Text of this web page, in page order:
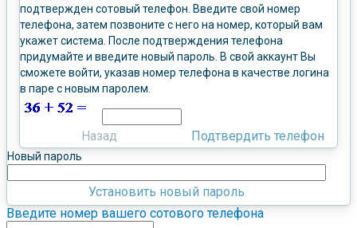
подтвержден сотовый телефон. Введите свой номер
телефона, затем позвоните с него на номер, который вам
укажет система. После подтверждения телефона
придумайте и введите новый пароль. В свой аккаунт Вы
сможете войти, указав номер телефона в качестве логина
в паре с новым паролем.
Назад Подтвердить телефон
Новый пароль
Установить новый пароль
Введите номер вашего сотового телефона